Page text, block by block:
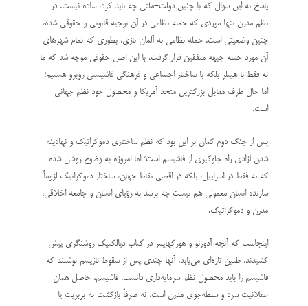
پاسخ به این سوال که با چنین دولت-ملتی چه باید کرد، ساده نیست. در
نظم مدرن تنها موردی که حمله نظامی در آن توجیه قانونی و حقوقی شده،
چنین وضعیتی است. حمله نظامی به آلمان نازی، بطوری که تمام شهرهای
آن مورد حمله جبهه متفقین قرار گرفت، با این اصل حقوقی موجه شد که ما
نه فقط با هیتلر بلکه با ساختار اجتماعی و فرهنگی فاشیستی روبرو هستیم؛
اما حال طرف مقابل بزرگترین متحد آمریکا و محصول خود نظم جهانی
است.
پس از جنگ دوم گمان بر این بود که نظم ساختاری دموکراتیک و نهادینه
شدن آزادی راه جلوگیری از فاشیسم است؛ اما امروزه به وضوح روشن شده
که نه فقط در اسراییل، بلکه در اقصی نقاط جهان، ساختار دموکراتیک لزوماً
سازنده انسان معمولی هم نیست چه برسد به رؤیای انسان و جامعه اخلاقی،
مدرن و دموکراتیک.
اینجاست که آنچه آدورنو و هورکهایمر در کتاب دیالکتیک روشنگری پیش
کشیدند، طنین تازه‌ای می‌یابد. آنها چندی پس از سقوط نازیسم نوشتند که
فاشیسم را باید محصول نظم سرمایه‌داری دانست. فاشیسم، حاصل همان
عقلانیت سرد و سلطه‌جوی مدرن است، نه صرفاً بازگشت به بربریت یا